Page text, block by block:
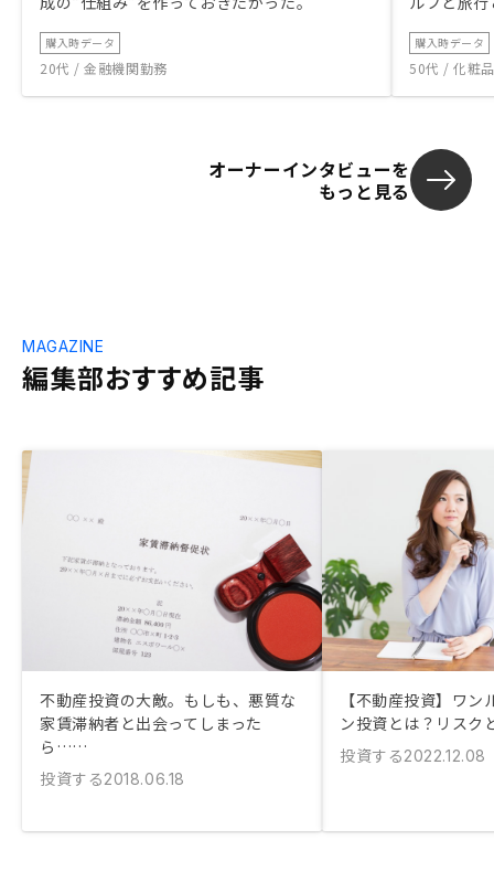
購入時データ
20代 / 金融機関勤務
購入時データ
50代 / 化粧
オーナーインタビューを
もっと見る
編集部おすすめ記事
MAGAZINE
不動産投資の大敵。もしも、悪質な
家賃滞納者と出会ってしまった
ら……
投資する2018.06.18
【不動産投資】ワ
ン投資とは？リスク
投資する2022.12.08